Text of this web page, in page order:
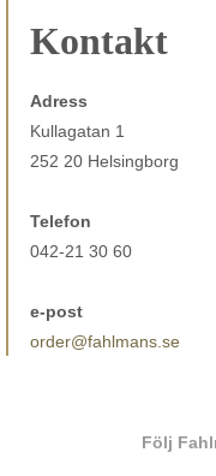
Kontakt
Adress
Kullagatan 1
252 20 Helsingborg
Telefon
042-21 30 60
e-post
order@fahlmans.se
Följ